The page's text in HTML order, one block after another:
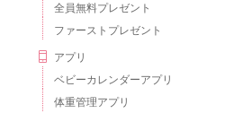
全員無料プレゼント
ファーストプレゼント
アプリ
ベビーカレンダーアプリ
体重管理アプリ